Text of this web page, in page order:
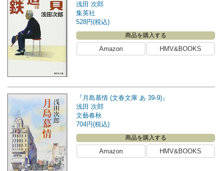
浅田 次郎
集英社
528円(税込)
商品を購入する
Amazon HMV&BOOKS
『月島慕情 (文春文庫 あ 39-9)』
浅田 次郎
文藝春秋
704円(税込)
商品を購入する
Amazon HMV&BOOKS